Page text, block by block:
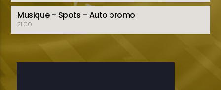
Musique – Spots – Auto promo
21:00